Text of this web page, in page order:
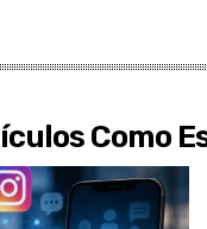
Como